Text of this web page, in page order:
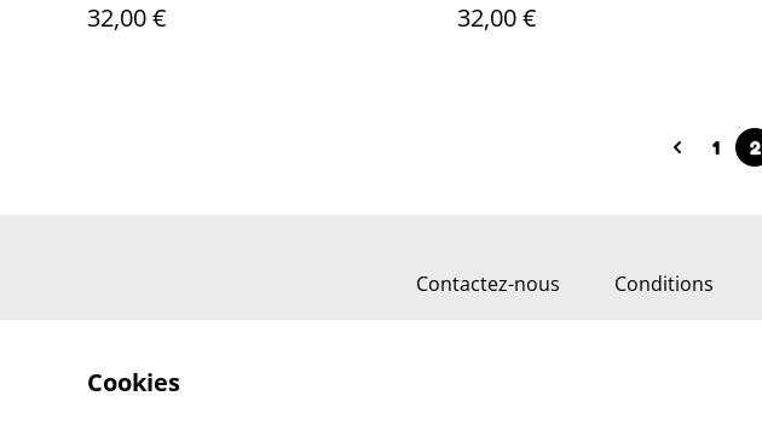
pièce unique
32,00 € 32,00 €
1 2
Contactez-nous Conditions
Cookies